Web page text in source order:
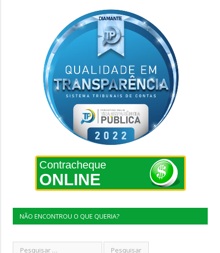
Contracheque
ONLINE
NÃO ENCONTROU O QUE QUERIA?